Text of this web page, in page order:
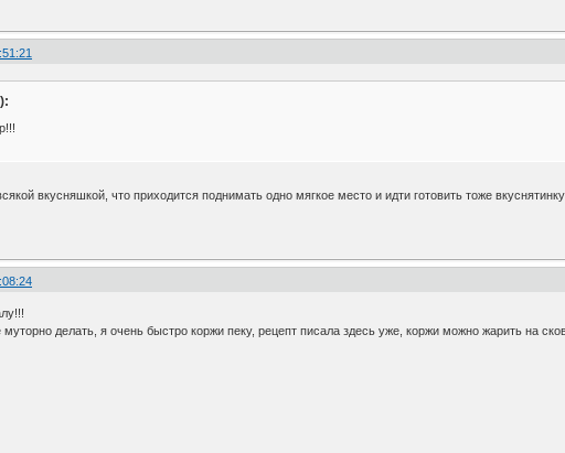
вкусняшкой, что приходится поднимать одно мягкое место и идти готовить тоже
делать, я очень быстро коржи пеку, рецепт писала здесь уже, коржи можно жарить на